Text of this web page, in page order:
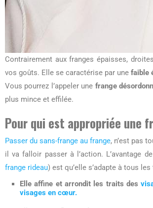
Contrairement aux franges épaisses,
vos goûts. Elle se caractérise par une faible
Vous pourrez l’appeler une frange
plus mince et effilée.
Pour qui est appropriée une
Passer du sans-frange au frange, n’est pas
il va falloir passer à l’action. L’avantage
frange rideau) est qu’elle s’adapte à tous
Elle affine et arrondit les traits des
visages en cœur.